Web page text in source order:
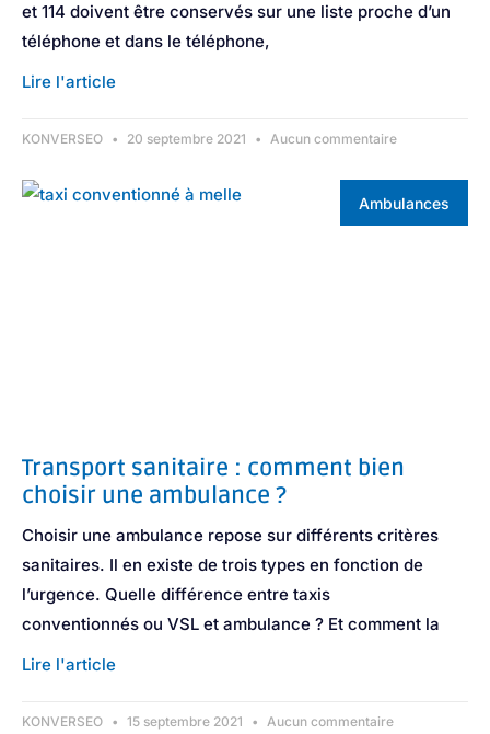
et 114 doivent être conservés sur une liste proche d’un
téléphone et dans le téléphone,
Lire l'article
KONVERSEO 20 septembre 2021 Aucun commentaire
Ambulances
Transport sanitaire : comment bien
choisir une ambulance ?
Choisir une ambulance repose sur différents critères
sanitaires. Il en existe de trois types en fonction de
l’urgence. Quelle différence entre taxis
conventionnés ou VSL et ambulance ? Et comment la
Lire l'article
KONVERSEO 15 septembre 2021 Aucun commentaire